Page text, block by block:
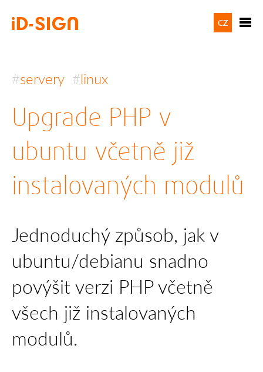
CZ
servery linux
Upgrade PHP v
ubuntu včetně již
instalovaných modulů
Jednoduchý způsob, jak v
ubuntu/debianu snadno
povýšit verzi PHP včetně
všech již instalovaných
modulů.